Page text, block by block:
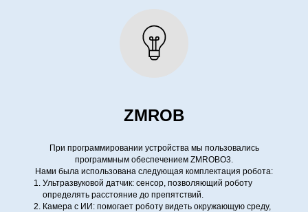
ZMROB
При программировании устройства мы пользовались
программным обеспечением ZMROBO3.
Нами была использована следующая комплектация робота:
Ультразвуковой датчик: сенсор, позволяющий роботу
определять расстояние до препятствий.
Камера с ИИ: помогает роботу видеть окружающую среду,